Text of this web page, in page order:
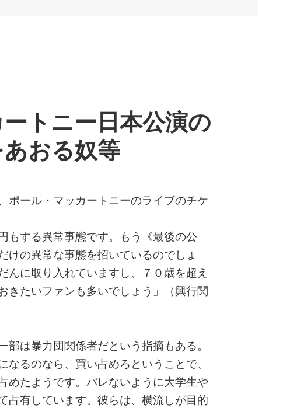
トニー日本公演の
おる奴等
ポール・マッカートニーのライブのチケ
もする異常事態です。もう《最後の公
けの異常な事態を招いているのでしょ
んに取り入れていますし、７０歳を超え
きたいファンも多いでしょう」（興行関
は暴力団関係者だという指摘もある。
なるのなら、買い占めろということで、
めたようです。バレないように大学生や
占有しています。彼らは、横流しが目的